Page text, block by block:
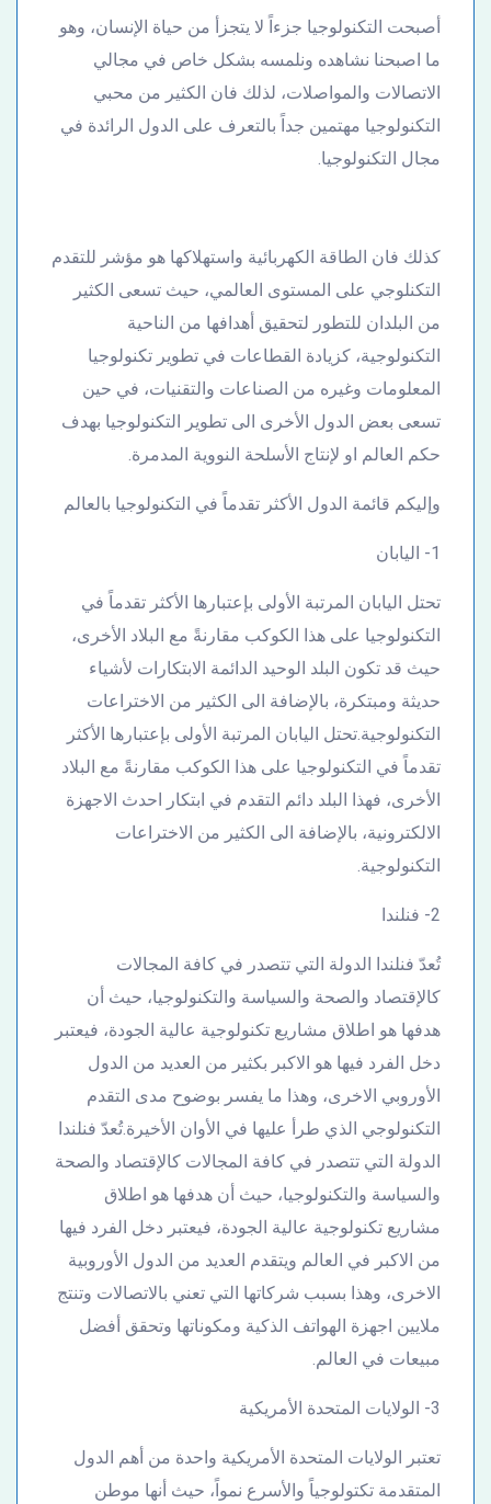
أصبحت التكنولوجيا جزءاً لا يتجزأ من حياة الإنسان، وهو
ما اصبحنا نشاهده ونلمسه بشكل خاص في مجالي
الاتصالات والمواصلات، لذلك فان الكثير من محبي
التكنولوجيا مهتمين جداً بالتعرف على الدول الرائدة في
مجال التكنولوجيا.
كذلك فان الطاقة الكهربائية واستهلاكها هو مؤشر للتقدم
التكنلوجي على المستوى العالمي، حيث تسعى الكثير
من البلدان للتطور لتحقيق أهدافها من الناحية
التكنولوجية، كزيادة القطاعات في تطوير تكنولوجيا
المعلومات وغيره من الصناعات والتقنيات، في حين
تسعى بعض الدول الأخرى الى تطوير التكنولوجيا بهدف
حكم العالم او لإنتاج الأسلحة النووية المدمرة.
وإليكم قائمة الدول الأكثر تقدماً في التكنولوجيا بالعالم
1- اليابان
تحتل اليابان المرتبة الأولى بإعتبارها الأكثر تقدماً في
التكنولوجيا على هذا الكوكب مقارنةً مع البلاد الأخرى،
حيث قد تكون البلد الوحيد الدائمة الابتكارات لأشياء
حديثة ومبتكرة، بالإضافة الى الكثير من الاختراعات
التكنولوجية.تحتل اليابان المرتبة الأولى بإعتبارها الأكثر
تقدماً في التكنولوجيا على هذا الكوكب مقارنةً مع البلاد
الأخرى، فهذا البلد دائم التقدم في ابتكار احدث الاجهزة
الالكترونية، بالإضافة الى الكثير من الاختراعات
التكنولوجية.
2- فنلندا
تُعدّ فنلندا الدولة التي تتصدر في كافة المجالات
كالإقتصاد والصحة والسياسة والتكنولوجيا، حيث أن
هدفها هو اطلاق مشاريع تكنولوجية عالية الجودة، فيعتبر
دخل الفرد فيها هو الاكبر بكثير من العديد من الدول
الأوروبي الاخرى، وهذا ما يفسر بوضوح مدى التقدم
التكنولوجي الذي طرأ عليها في الأوان الأخيرة.تُعدّ فنلندا
الدولة التي تتصدر في كافة المجالات كالإقتصاد والصحة
والسياسة والتكنولوجيا، حيث أن هدفها هو اطلاق
مشاريع تكنولوجية عالية الجودة، فيعتبر دخل الفرد فيها
من الاكبر في العالم ويتقدم العديد من الدول الأوروبية
الاخرى، وهذا بسبب شركاتها التي تعني بالاتصالات وتنتج
ملايين اجهزة الهواتف الذكية ومكوناتها وتحقق أفضل
مبيعات في العالم.
3- الولايات المتحدة الأمريكية
تعتبر الولايات المتحدة الأمريكية واحدة من أهم الدول
المتقدمة تكتولوجياً والأسرع نمواً، حيث أنها موطن